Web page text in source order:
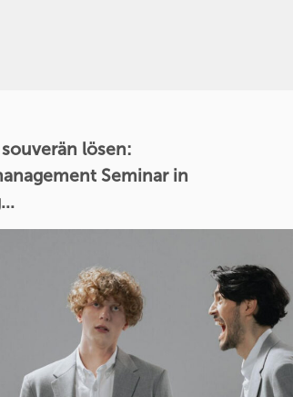
lösen:
Seminar in